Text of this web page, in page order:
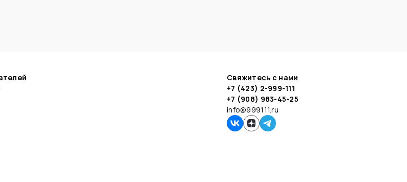
Свяжитесь с нами
+7 (423) 2-999-111
+7 (908) 983-45-25
info@999111.ru